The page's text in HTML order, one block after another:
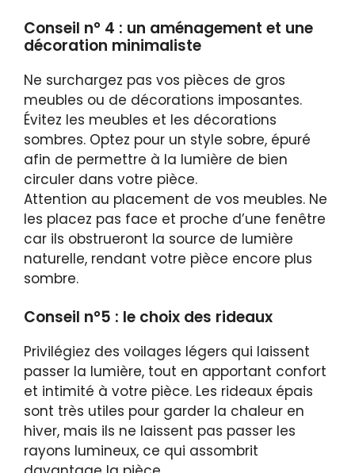
Conseil n° 4 : un aménagement et une
décoration minimaliste
Ne surchargez pas vos pièces de gros
meubles ou de décorations imposantes.
Évitez les meubles et les décorations
sombres. Optez pour un style sobre, épuré
afin de permettre à la lumière de bien
circuler dans votre pièce.
Attention au placement de vos meubles. Ne
les placez pas face et proche d’une fenêtre
car ils obstrueront la source de lumière
naturelle, rendant votre pièce encore plus
sombre.
Conseil n°5 : le choix des rideaux
Privilégiez des voilages légers qui laissent
passer la lumière, tout en apportant confort
et intimité à votre pièce. Les rideaux épais
sont très utiles pour garder la chaleur en
hiver, mais ils ne laissent pas passer les
rayons lumineux, ce qui assombrit